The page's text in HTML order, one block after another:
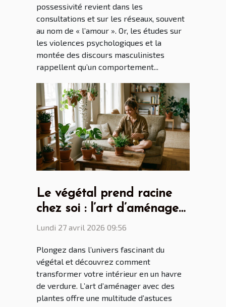
possessivité revient dans les
consultations et sur les réseaux, souvent
au nom de « l’amour ». Or, les études sur
les violences psychologiques et la
montée des discours masculinistes
rappellent qu’un comportement...
Le végétal prend racine
chez soi : l’art d’aménager
avec des plantes
Lundi 27 avril 2026 09:56
Plongez dans l’univers fascinant du
végétal et découvrez comment
transformer votre intérieur en un havre
de verdure. L’art d’aménager avec des
plantes offre une multitude d’astuces